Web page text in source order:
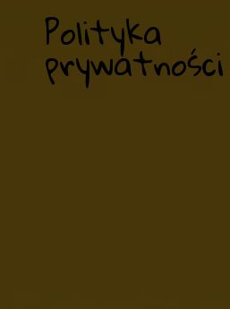
Polityka
prywatności